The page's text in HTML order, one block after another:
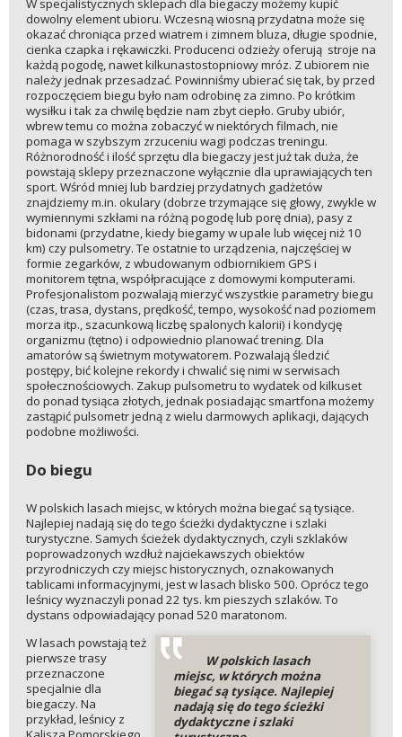
W specjalistycznych sklepach dla biegaczy możemy kupić
dowolny element ubioru. Wczesną wiosną przydatna może się
okazać chroniąca przed wiatrem i zimnem bluza, długie spodnie,
cienka czapka i rękawiczki. Producenci odzieży oferują stroje na
każdą pogodę, nawet kilkunastostopniowy mróz. Z ubiorem nie
należy jednak przesadzać. Powinniśmy ubierać się tak, by przed
rozpoczęciem biegu było nam odrobinę za zimno. Po krótkim
wysiłku i tak za chwilę będzie nam zbyt ciepło. Gruby ubiór,
wbrew temu co można zobaczyć w niektórych filmach, nie
pomaga w szybszym zrzuceniu wagi podczas treningu.
Różnorodność i ilość sprzętu dla biegaczy jest już tak duża, że
powstają sklepy przeznaczone wyłącznie dla uprawiających ten
sport. Wśród mniej lub bardziej przydatnych gadżetów
znajdziemy m.in. okulary (dobrze trzymające się głowy, zwykle w
wymiennymi szkłami na różną pogodę lub porę dnia), pasy z
bidonami (przydatne, kiedy biegamy w upale lub więcej niż 10
km) czy pulsometry. Te ostatnie to urządzenia, najczęściej w
formie zegarków, z wbudowanym odbiornikiem GPS i
monitorem tętna, współpracujące z domowymi komputerami.
Profesjonalistom pozwalają mierzyć wszystkie parametry biegu
(czas, trasa, dystans, prędkość, tempo, wysokość nad poziomem
morza itp., szacunkową liczbę spalonych kalorii) i kondycję
organizmu (tętno) i odpowiednio planować trening. Dla
amatorów są świetnym motywatorem. Pozwalają śledzić
postępy, bić kolejne rekordy i chwalić się nimi w serwisach
społecznościowych. Zakup pulsometru to wydatek od kilkuset
do ponad tysiąca złotych, jednak posiadając smartfona możemy
zastąpić pulsometr jedną z wielu darmowych aplikacji, dających
podobne możliwości.
Do biegu
W polskich lasach miejsc, w których można biegać są tysiące.
Najlepiej nadają się do tego ścieżki dydaktyczne i szlaki
turystyczne. Samych ścieżek dydaktycznych, czyli szklaków
poprowadzonych wzdłuż najciekawszych obiektów
przyrodniczych czy miejsc historycznych, oznakowanych
tablicami informacyjnymi, jest w lasach blisko 500. Oprócz tego
leśnicy wyznaczyli ponad 22 tys. km pieszych szlaków. To
dystans odpowiadający ponad 520 maratonom.
W polskich lasach
miejsc, w których można
biegać są tysiące. Najlepiej
nadają się do tego ścieżki
dydaktyczne i szlaki
W lasach powstają też
pierwsze trasy
przeznaczone
specjalnie dla
biegaczy. Na
przykład, leśnicy z